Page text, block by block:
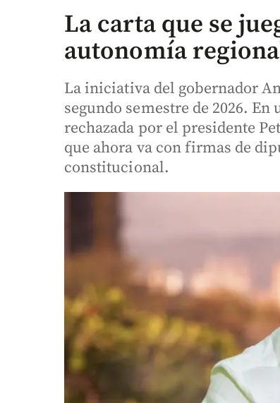
La carta que se
autonomía
La iniciativa del gobernador
segundo semestre de 2026.
rechazada por el presidente
que ahora va con firmas de
constitucional.